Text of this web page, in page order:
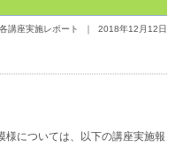
各講座実施レポート ｜ 2018年12月12日
については、以下の講座実施報